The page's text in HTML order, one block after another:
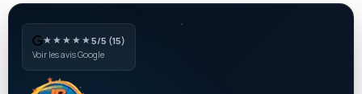
★★★★★5/5 (15)
Voir les avis Google